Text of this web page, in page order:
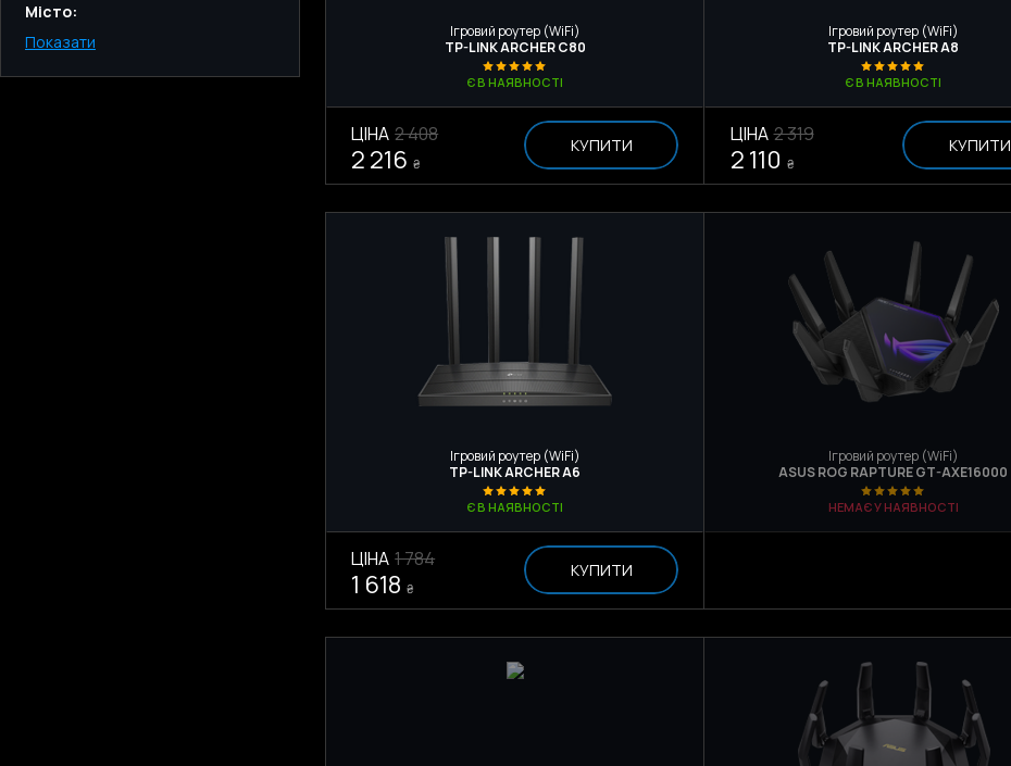
Місто:
Київ
Показати
Ігровий роутер (WiFi)
TP-LINK ARCHER C80
Є В НАЯВНОСТІ
ЦІНА 2 408
2 216 ₴
КУПИТИ
Ігровий роутер (WiFi)
TP-LINK ARCHER A8
Є В НАЯВНОСТІ
ЦІНА 2 319
2 110 ₴
КУПИТИ
Ігровий роутер (WiFi)
TP-LINK ARCHER A6
Є В НАЯВНОСТІ
ЦІНА 1 784
1 618 ₴
КУПИТИ
Ігровий роутер (WiFi)
ASUS ROG RAPTURE GT-AXE16000
НЕМАЄ У НАЯВНОСТІ